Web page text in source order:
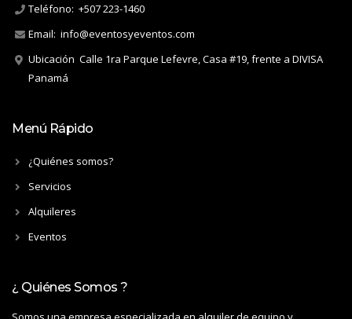
Teléfono: +507 223-1460
Email: info@eventosyeventos.com
Ubicación Calle 1ra Parque Lefevre, Casa #19, frente a DIVISA
Panamá
Menú Rápido
¿Quiénes somos?
Servicios
Alquileres
Eventos
¿ Quiénes Somos ?